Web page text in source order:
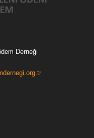
Derneği